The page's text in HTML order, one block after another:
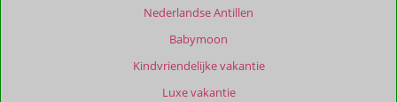
Nederlandse Antillen
Babymoon
Kindvriendelijke vakantie
Luxe vakantie